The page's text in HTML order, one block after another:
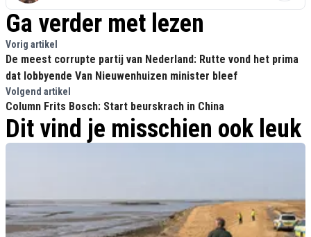
Ga verder met lezen
Vorig artikel
De meest corrupte partij van Nederland: Rutte vond het prima
dat lobbyende Van Nieuwenhuizen minister bleef
Volgend artikel
Column Frits Bosch: Start beurskrach in China
Dit vind je misschien ook leuk